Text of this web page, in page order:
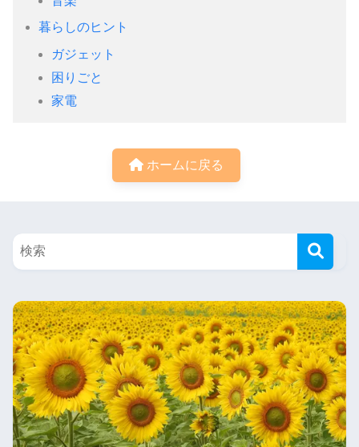
暮らしのヒント
ガジェット
困りごと
家電
ホームに戻る